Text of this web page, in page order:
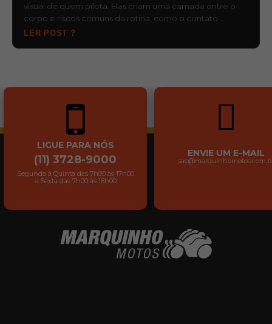
visual de quem pilota. Elas criam uma camada entre o
corpo e riscos comuns da rotina, como o contato …
LER POST ?
LIGUE PARA NÓS
(11) 3728-9000
Segunda à Quinta das 7h00 às 17h00
e Sexta das 7h00 às 16h00
ENVIE UM E-MAIL